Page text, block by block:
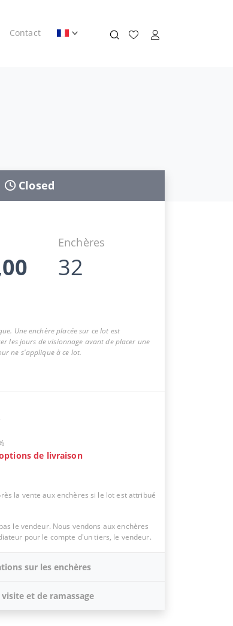
Contact
Closed
Enchères
32
Une enchère placée sur ce lot est
les jours de visionnage avant de placer une
ne s'applique à ce lot.
de livraison
la vente aux enchères si le lot est attribué
le vendeur. Nous vendons aux enchères
pour le compte d'un tiers, le vendeur.
sur les enchères
visite et de ramassage